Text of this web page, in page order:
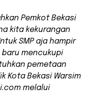
Pemkot Bekasi
kita kekurangan
SMP aja hampir
mencukupi
pemetaan
Kota Bekasi Warsim
melalui